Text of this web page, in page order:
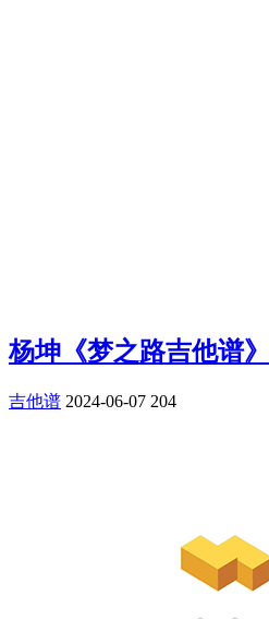
杨坤《梦之路吉他谱
吉他谱 2024-06-07 204